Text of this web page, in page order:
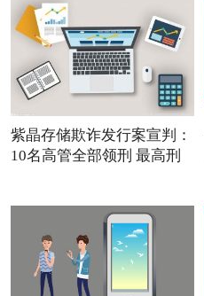
紫晶存储欺诈发行案宣判：
10名高管全部领刑 最高刑